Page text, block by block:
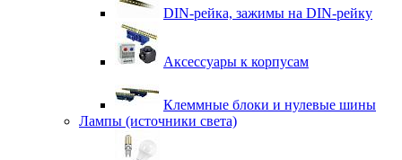
DIN-рейка, зажимы на DIN-рейку
Аксессуары к корпусам
Клеммные блоки и нулевые шины
Лампы (источники света)